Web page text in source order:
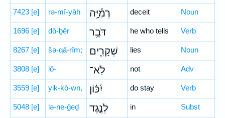
7423 [e] rə-mî-yāh רְמִ֫יָּ֥ה deceit Noun
1696 [e] dō-ḇêr דֹּבֵ֥ר he who tells Verb
8267 [e] šə-qā-rîm; שְׁקָרִ֑ים lies Noun
3808 [e] lō- לֹֽא־ not Adv
3559 [e] yik-kō-wn, יִ֝כּ֗וֹן do stay Verb
5048 [e] lə-ne-ḡeḏ לְנֶ֣גֶד in Subst